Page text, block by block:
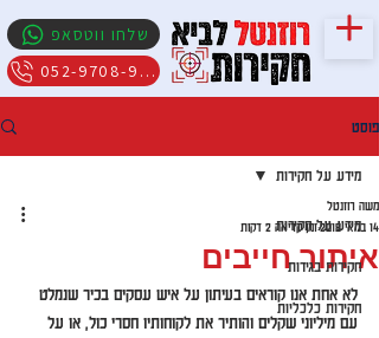
שלחו ווטסאפ
052-9708-909
פוסט
מידע על חקירות
חקירות בגידות
חקירות כלכליות
מידע על חקירות
איתור חייבים
משה רוזנטל
14 במאי 2018
זמן קריאה 2 דקות
לא אחת אנו קוראים בעיתון על איש עסקים בכיר שנמלט
עם מיליוני שקלים והותיר את לקוחותיו חסרי כול, או על